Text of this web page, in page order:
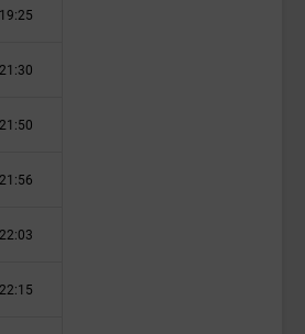
19:25
21:30
21:50
21:56
22:03
22:15